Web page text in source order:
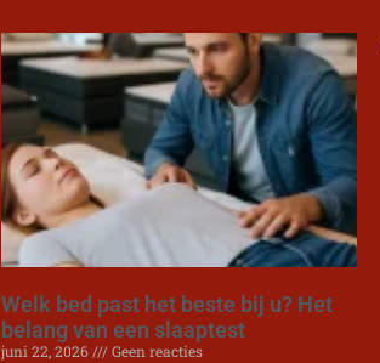
Welk bed past het beste bij u? Het
belang van een slaaptest
juni 22, 2026
Geen reacties